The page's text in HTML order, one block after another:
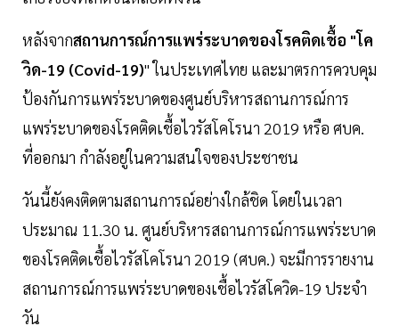
หลังจากสถานการณ์การแพร่ระบาดของโรคติดเชื้อ "โค
วิด-19 (Covid-19)" ในประเทศไทย และมาตรการควบคุม
ป้องกันการแพร่ระบาดของศูนย์บริหารสถานการณ์การ
แพร่ระบาดของโรคติดเชื้อไวรัสโคโรนา 2019 หรือ ศบค.
ที่ออกมา กำลังอยู่ในความสนใจของประชาชน
วันนี้ยังคงติดตามสถานการณ์อย่างใกล้ชิด โดยในเวลา
ประมาณ 11.30 น. ศูนย์บริหารสถานการณ์การแพร่ระบาด
ของโรคติดเชื้อไวรัสโคโรนา 2019 (ศบค.) จะมีการรายงาน
สถานการณ์การแพร่ระบาดของเชื้อไวรัสโควิด-19 ประจำ
วัน